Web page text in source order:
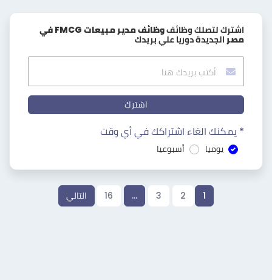
اشترك لتصلك وظائف
وظائف مدير مبيعات FMCG في
مصر الجديدة دوريا علي بريدك
اشترك
* يمكنك الغاء اشتراكك في أي وقت
يوميا أسبوعيا
1
2
3
…
16 التالي